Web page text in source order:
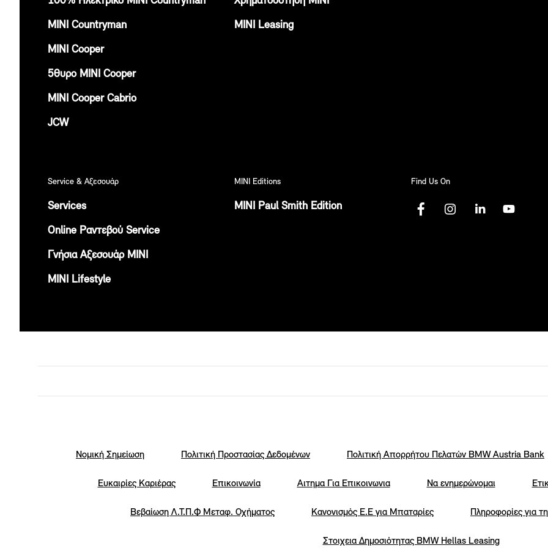
ΜΙΝI Countryman
MINI Cooper
5θυρο ΜΙΝΙ Cοοper
MINI Cooper Cabrio
JCW
ΜΙΝΙ Leasing
Service & Αξεσουάρ
Services
Online Ραντεβού Service
Γνήσια Αξεσουάρ ΜΙΝΙ
ΜΙΝΙ Lifestyle
MINI Editions
MINI Paul Smith Edition
Find Us On
Νομική Σημείωση Πολιτική Προστασίας Δεδομένων Πολιτική Απορρήτου Πελατών ΒΜW Austria Bank
Eυκαιρίες Καριέρας Επικοινωνία Αιτημα Για Επικοινωνια Να ενημερώνομαι
Βεβαίωση Λ.Τ.Π.Φ Μεταφ. Οχήματος Κανονισμός Ε.Ε για Μπαταρίες Πληροφορίες για
Στοιχεια Δημοσιότητας BMW Hellas Leasing